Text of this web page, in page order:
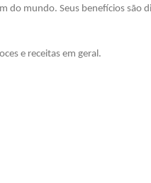
do mundo. Seus benefícios são
e receitas em geral.